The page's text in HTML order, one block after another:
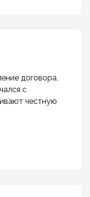
договора,
с
честную